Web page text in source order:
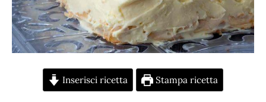
Inserisci ricetta Stampa ricetta